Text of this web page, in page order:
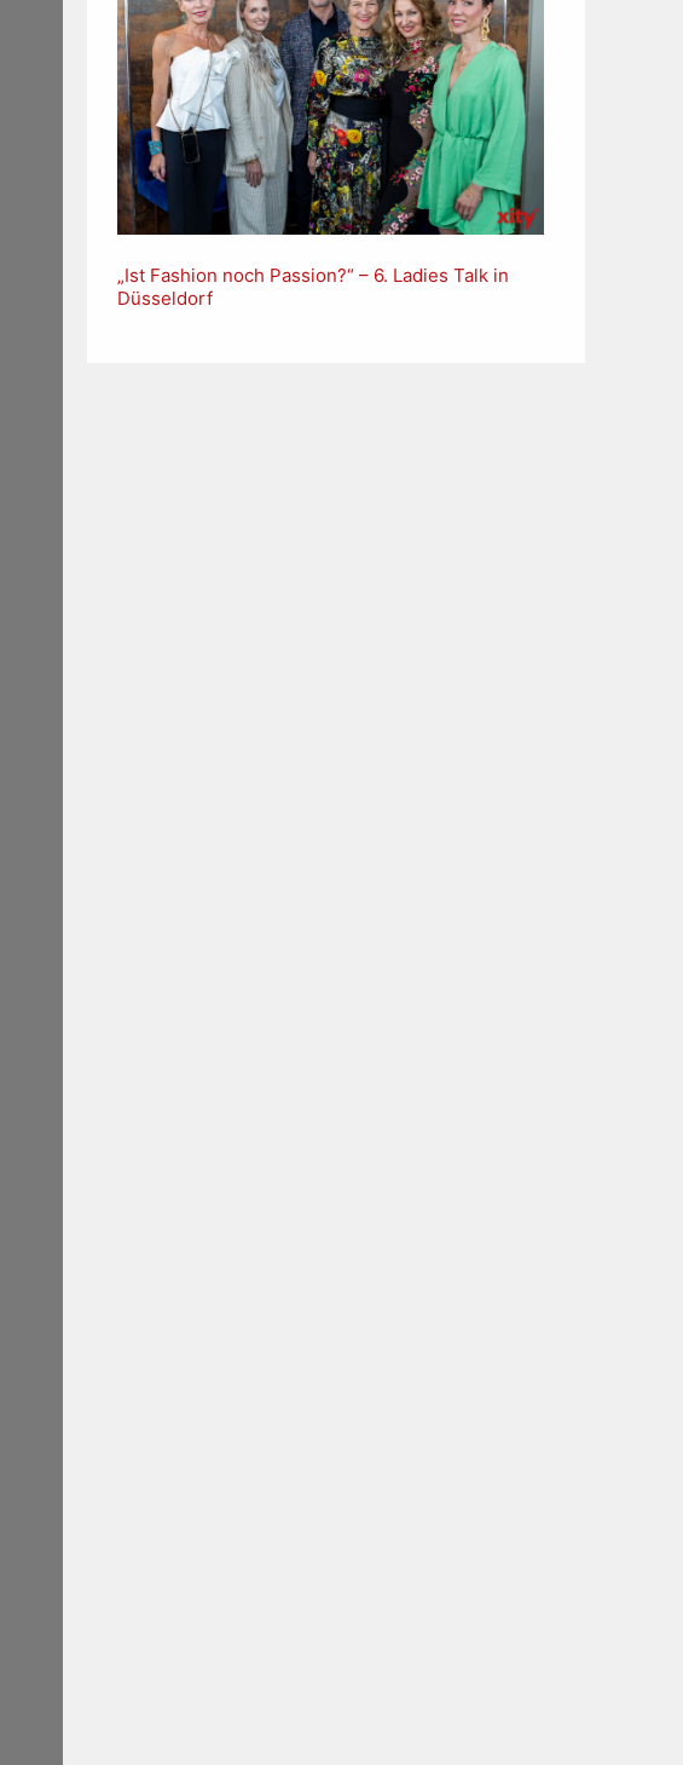
„Ist Fashion noch Passion?“ – 6. Ladies Talk in
Düsseldorf